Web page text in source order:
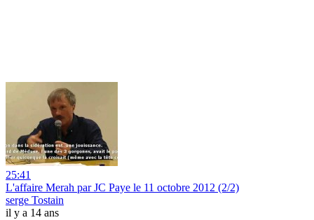
25:41
L'affaire Merah par JC Paye le 11 octobre 2012 (2/2)
serge Tostain
il y a 14 ans